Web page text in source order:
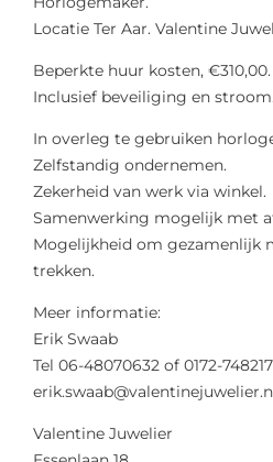
Locatie Ter Aar. Valentine
Beperkte huur kosten, €310,00.
Inclusief beveiliging en stroom.
In overleg te gebruiken
Zelfstandig ondernemen.
Zekerheid van werk via winkel.
Samenwerking mogelijk met
Mogelijkheid om gezamenlijk
trekken.
Meer informatie:
Erik Swaab
Tel 06-48070632 of 0172-748217
Valentine Juwelier